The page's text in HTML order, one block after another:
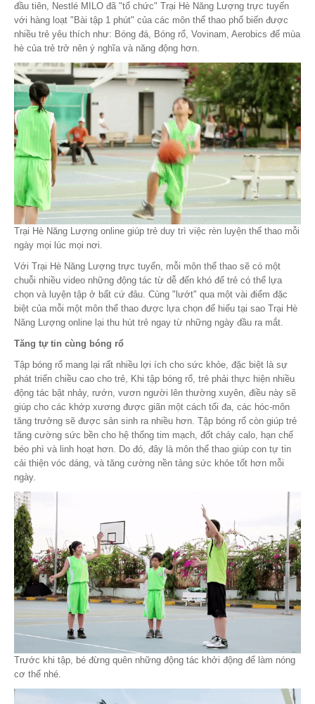
Khám Phá
đầu tiên, Nestlé MILO đã "tổ chức" Trại Hè Năng Lượng trực tuyến
với hàng loạt "Bài tập 1 phút" của các môn thể thao phổ biến được
nhiều trẻ yêu thích như: Bóng đá, Bóng rổ, Vovinam, Aerobics để mùa
hè của trẻ trở nên ý nghĩa và năng động hơn.
Trại Hè Năng Lượng online giúp trẻ duy trì việc rèn luyện thể thao mỗi
ngày mọi lúc mọi nơi.
Với Trại Hè Năng Lượng trực tuyến, mỗi môn thể thao sẽ có một
chuỗi nhiều video những động tác từ dễ đến khó để trẻ có thể lựa
chọn và luyện tập ở bất cứ đâu. Cùng "lướt" qua một vài điểm đặc
biệt của mỗi một môn thể thao được lựa chọn để hiểu tại sao Trại Hè
Năng Lượng online lại thu hút trẻ ngay từ những ngày đầu ra mắt.
Tăng tự tin cùng bóng rổ
Tập bóng rổ mang lại rất nhiều lợi ích cho sức khỏe, đặc biệt là sự
phát triển chiều cao cho trẻ, Khi tập bóng rổ, trẻ phải thực hiện nhiều
động tác bật nhảy, rướn, vươn người lên thường xuyên, điều này sẽ
giúp cho các khớp xương được giãn một cách tối đa, các hóc-môn
tăng trưởng sẽ được sản sinh ra nhiều hơn. Tập bóng rổ còn giúp trẻ
tăng cường sức bền cho hệ thống tim mạch, đốt cháy calo, hạn chế
béo phì và linh hoạt hơn. Do đó, đây là môn thể thao giúp con tự tin
cải thiện vóc dáng, và tăng cường nền tảng sức khỏe tốt hơn mỗi
ngày.
Trước khi tập, bé đừng quên những động tác khởi động để làm nóng
cơ thể nhé.